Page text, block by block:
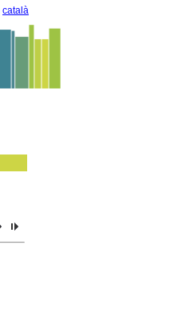
català